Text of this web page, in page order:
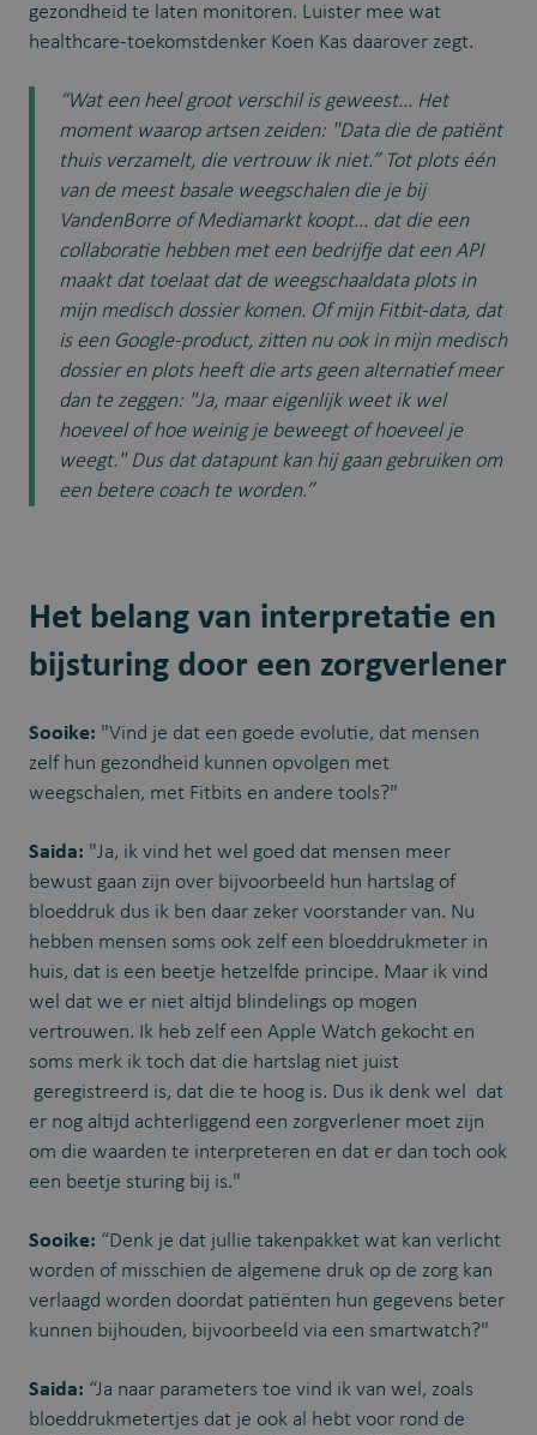
gezondheid te laten monitoren. Luister mee wat
healthcare-toekomstdenker Koen Kas daarover zegt.
“Wat een heel groot verschil is geweest... Het
moment waarop artsen zeiden: "Data die de patiënt
thuis verzamelt, die vertrouw ik niet.” Tot plots één
van de meest basale weegschalen die je bij
VandenBorre of Mediamarkt koopt... dat die een
collaboratie hebben met een bedrijfje dat een API
maakt dat toelaat dat de weegschaaldata plots in
mijn medisch dossier komen. Of mijn Fitbit-data, dat
is een Google-product, zitten nu ook in mijn medisch
dossier en plots heeft die arts geen alternatief meer
dan te zeggen: "Ja, maar eigenlijk weet ik wel
hoeveel of hoe weinig je beweegt of hoeveel je
weegt." Dus dat datapunt kan hij gaan gebruiken om
een betere coach te worden.”
Het belang van interpretatie en
bijsturing door een zorgverlener
Sooike: "Vind je dat een goede evolutie, dat mensen
zelf hun gezondheid kunnen opvolgen met
weegschalen, met Fitbits en andere tools?"
Saida: "Ja, ik vind het wel goed dat mensen meer
bewust gaan zijn over bijvoorbeeld hun hartslag of
bloeddruk dus ik ben daar zeker voorstander van. Nu
hebben mensen soms ook zelf een bloeddrukmeter in
huis, dat is een beetje hetzelfde principe. Maar ik vind
wel dat we er niet altijd blindelings op mogen
vertrouwen. Ik heb zelf een Apple Watch gekocht en
soms merk ik toch dat die hartslag niet juist
geregistreerd is, dat die te hoog is. Dus ik denk wel dat
er nog altijd achterliggend een zorgverlener moet zijn
om die waarden te interpreteren en dat er dan toch ook
een beetje sturing bij is."
Sooike: “Denk je dat jullie takenpakket wat kan verlicht
worden of misschien de algemene druk op de zorg kan
verlaagd worden doordat patiënten hun gegevens beter
kunnen bijhouden, bijvoorbeeld via een smartwatch?"
Saida: “Ja naar parameters toe vind ik van wel, zoals
bloeddrukmetertjes dat je ook al hebt voor rond de